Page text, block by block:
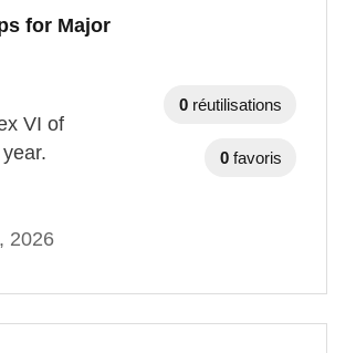
for Major
VI of
2026
0 réutilisations
0 favoris